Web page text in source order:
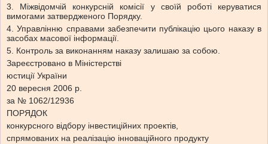
3. Міжвідомчій конкурсній комісії у своїй роботі керуватися
вимогами затвердженого Порядку.
4. Управлінню справами забезпечити публікацію цього наказу в
засобах масової інформації.
5. Контроль за виконанням наказу залишаю за собою.
Зареєстровано в Міністерстві
юстиції України
20 вересня 2006 р.
за № 1062/12936
ПОРЯДОК
конкурсного відбору інвестиційних проектів,
спрямованих на реалізацію інноваційного продукту